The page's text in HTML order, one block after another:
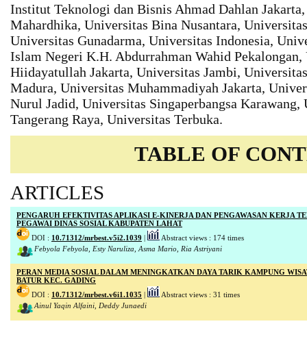
Institut Teknologi dan Bisnis Ahmad Dahlan
Mahardhika, Universitas Bina Nusantara,
Universitas Gunadarma, Universitas Indonesia,
Islam Negeri K.H. Abdurrahman Wahid
Hiidayatullah Jakarta, Universitas Jambi,
Madura, Universitas Muhammadiyah Jakarta,
Nurul Jadid, Universitas Singaperbangsa
Tangerang Raya, Universitas Terbuka.
TABLE OF
ARTICLES
PENGARUH EFEKTIVITAS APLIKASI E-KINERJA DAN PENGAWASAN KERJA
PEGAWAI DINAS SOSIAL KABUPATEN LAHAT
DOI : 10.71312/mrbest.v5i2.1039
Abstract views : 174 times
Febyola Febyola, Esty Naruliza, Asma Mario, Ria Astriyani
PERAN MEDIA SOSIAL DALAM MENINGKATKAN DAYA TARIK KAMPUNG
BATUR KEC. GADING
DOI : 10.71312/mrbest.v6i1.1035
Abstract views : 31 times
Ainul Yaqin Alfaini, Deddy Junaedi